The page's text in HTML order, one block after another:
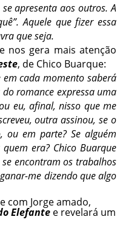
apresenta aos outros. A
Aquele que fizer essa
que seja.
nos gera mais atenção
, de Chico Buarque:
em cada momento saberá
romance expressa uma
eu, afinal, nisso que me
outra assinou, se o
ou em parte? Se alguém
era? Chico Buarque
encontram os trabalhos
me dizendo que algo
com Jorge amado,
Elefante e revelará um